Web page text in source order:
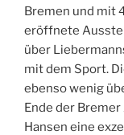
Bremen und mit
eröffnete
über
mit dem Sport.
ebenso wenig
Ende der
Hansen eine